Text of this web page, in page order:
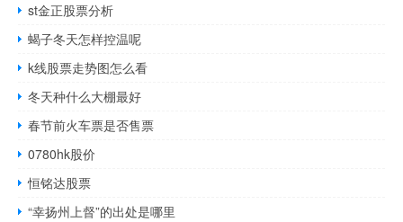
st金正股票分析
蝎子冬天怎样控温呢
k线股票走势图怎么看
冬天种什么大棚最好
春节前火车票是否售票
0780hk股价
恒铭达股票
“幸扬州上督”的出处是哪里